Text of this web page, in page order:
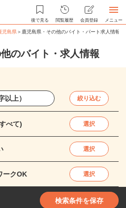
後で見る 閲覧履歴 会員登録 メニュー
児島県＞ 鹿児島県・その他のバイト・パート求人情報
のバイト・求人情報
絞り込む
べて) 選択
選択
ークOK 選択
検索条件を保存